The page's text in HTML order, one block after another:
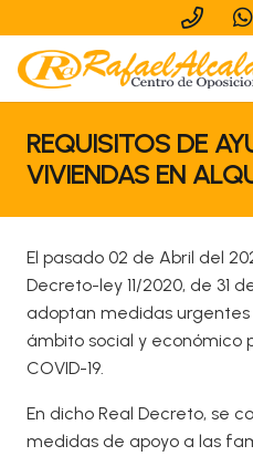
REQUISITOS DE
VIVIENDAS EN
El pasado 02 de Abril del
Decreto-ley 11/2020, de 31
adoptan medidas
ámbito social y económico
COVID-19.
En dicho Real Decreto, se
medidas de apoyo a las